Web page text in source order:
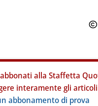
alla Staffetta
interamente gli
abbonamento di prova